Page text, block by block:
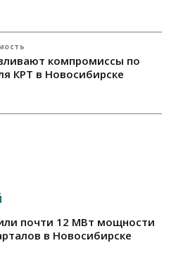
компромиссы по
КРТ в Новосибирске
почти 12 МВт мощности
в Новосибирске